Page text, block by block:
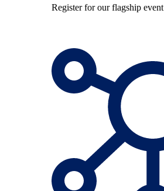
Register for our flagship event